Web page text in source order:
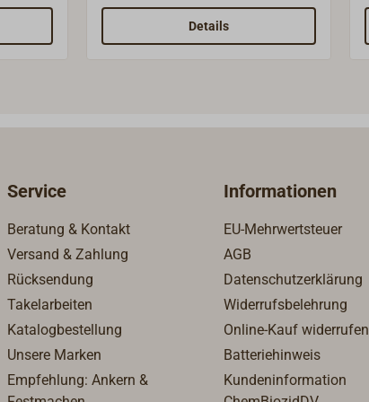
Stil
Schraubanschluss.maximale
Belastbarkeit:20A bei 12V10A
Details
Service
Beratung & Kontakt
Versand & Zahlung
Rücksendung
Takelarbeiten
Katalogbestellung
Unsere Marken
Empfehlung: Ankern &
Informationen
EU-Mehrwertsteuer
AGB
Datenschutzerklärung
Widerrufsbelehrung
Online-Kauf widerrufen
Batteriehinweis
Kundeninformation